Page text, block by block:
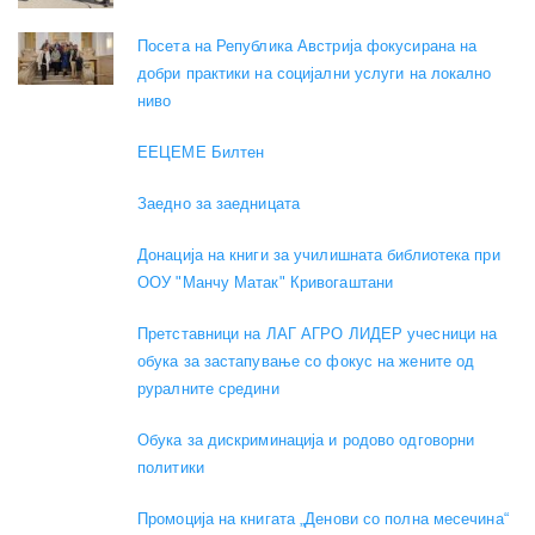
Посета на Република Австрија фокусирана на
добри практики на социјални услуги на локално
ниво
EEЦЕМЕ Билтен
Заедно за заедницата
Донација на книги за училишната библиотека при
ООУ "Манчу Матак" Кривогаштани
Претставници на ЛАГ АГРО ЛИДЕР учесници на
обука за застапување со фокус на жените од
руралните средини
Обука за дискриминација и родово одговорни
политики
Промоција на книгата „Денови со полна месечина“